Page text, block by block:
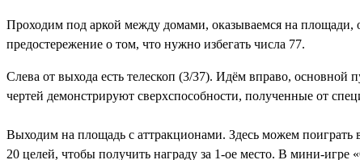
Проходим под аркой между домами, оказываемся на площади,
предостережение о том, что нужно избегать числа 77.
Слева от выхода есть телескоп (3/37). Идём вправо, основной
чертей демонстрируют сверхспособности, полученные от
Выходим на площадь с аттракционами. Здесь можем
20 целей, чтобы получить награду за 1-ое место. В мини-